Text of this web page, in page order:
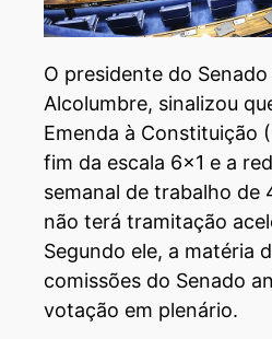
O presidente do
Alcolumbre, sinalizou
Emenda à Constituição
fim da escala 6×1 e a
semanal de trabalho de
não terá tramitação
Segundo ele, a matéria
comissões do Senado
votação em plenário.